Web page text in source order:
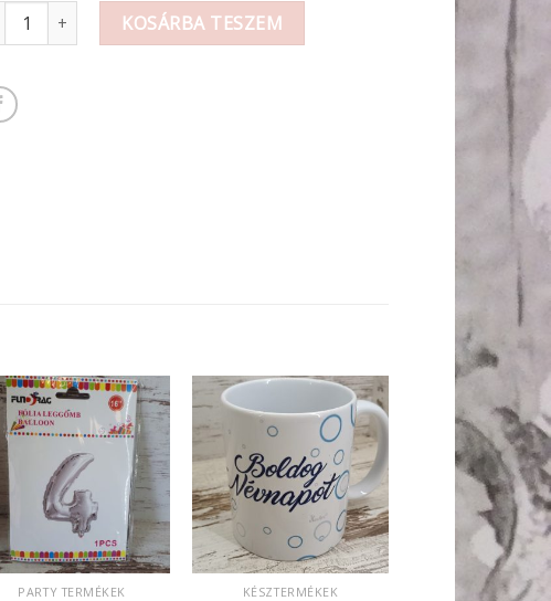
lufi / Átlátszó mennyiség
KOSÁRBA TESZEM
PARTY TERMÉKEK KÉSZTERMÉKEK